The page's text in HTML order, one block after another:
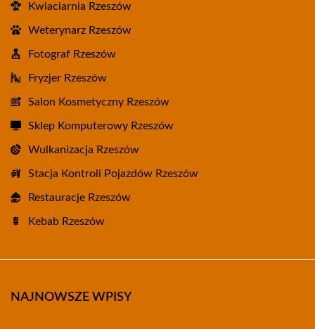
Kwiaciarnia Rzeszów
Weterynarz Rzeszów
Fotograf Rzeszów
Fryzjer Rzeszów
Salon Kosmetyczny Rzeszów
Sklep Komputerowy Rzeszów
Wulkanizacja Rzeszów
Stacja Kontroli Pojazdów Rzeszów
Restauracje Rzeszów
Kebab Rzeszów
NAJNOWSZE WPISY